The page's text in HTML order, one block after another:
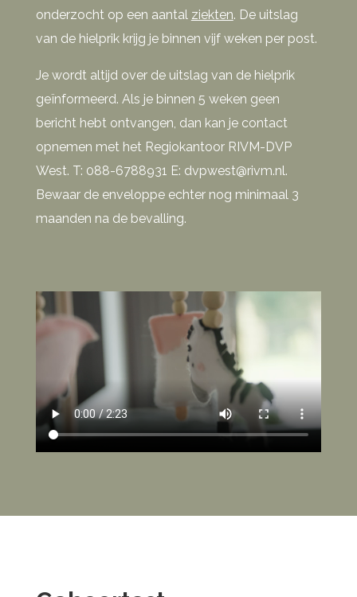
onderzocht op een aantal ziekten. De uitslag
van de hielprik krijg je binnen vijf weken per post.
Je wordt altijd over de uitslag van de hielprik
geïnformeerd. Als je binnen 5 weken geen
bericht hebt ontvangen, dan kan je contact
opnemen met het Regiokantoor RIVM-DVP
West. T: 088-6788931 E: dvpwest@rivm.nl.
Bewaar de enveloppe echter nog minimaal 3
maanden na de bevalling.